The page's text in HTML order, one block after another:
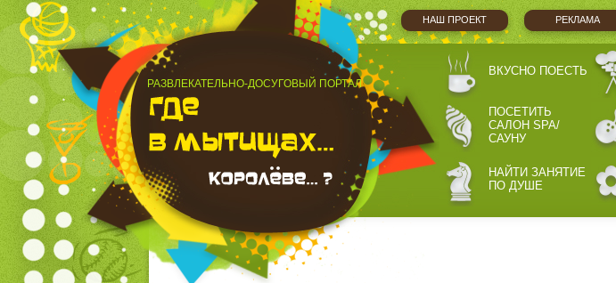
НАШ ПРОЕКТ РЕКЛАМА
РАЗВЛЕКАТЕЛЬНО-ДОСУГОВЫЙ ПОРТАЛ
ВКУСНО ПОЕСТЬ
ПОСЕТИТЬ
САЛОН SPA/
САУНУ
НАЙТИ ЗАНЯТИЕ
ПО ДУШЕ